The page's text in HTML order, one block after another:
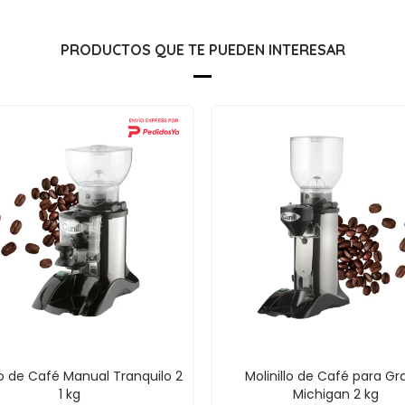
PRODUCTOS QUE TE PUEDEN INTERESAR
de Café Manual Tranquilo 2
1 kg
Molinillo de Café para
Michigan 2 kg